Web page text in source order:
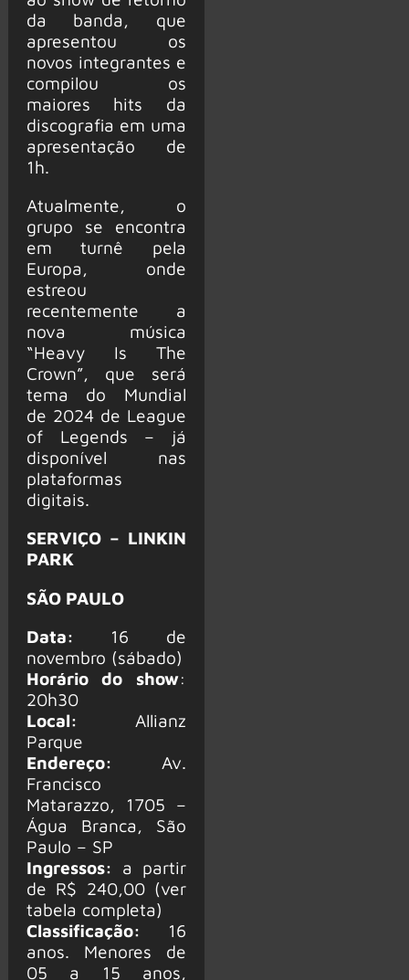
da banda, que
apresentou os
novos integrantes e
compilou os
maiores hits da
discografia em uma
apresentação de
1h.
Atualmente, o
grupo se encontra
em turnê pela
Europa, onde
estreou
recentemente a
nova música
“Heavy Is The
Crown”, que será
tema do Mundial
de 2024 de League
of Legends – já
disponível nas
plataformas
digitais.
SERVIÇO – LINKIN
PARK
SÃO PAULO
Data: 16 de
novembro (sábado)
Horário do show:
20h30
Local: Allianz
Parque
Endereço: Av.
Francisco
Matarazzo, 1705 –
Água Branca, São
Paulo – SP
Ingressos: a partir
de R$ 240,00 (ver
tabela completa)
Classificação: 16
anos. Menores de
05 a 15 anos,